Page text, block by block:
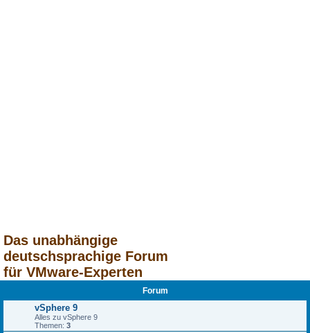
Das unabhängige
deutschsprachige Forum
für VMware-Experten
Forum
vSphere 9
Alles zu vSphere 9
Themen: 3